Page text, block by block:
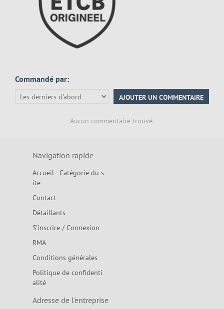
Commandé par:
AJOUTER UN COMMENTAIRE
Aucun commentaire trouvé.
Navigation rapide
Accueil - Catégorie du s
ite
Contact
Détaillants
S'inscrire / Connexion
RMA
Conditions générales
Politique de confidenti
alité
Adresse de l'entreprise